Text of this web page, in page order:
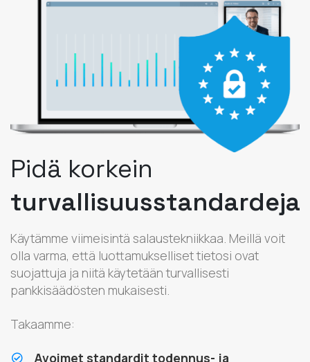
Pidä korkein
turvallisuusstandardeja
Käytämme viimeisintä salaustekniikkaa. Meillä voit
olla varma, että luottamukselliset tietosi ovat
suojattuja ja niitä käytetään turvallisesti
pankkisäädösten mukaisesti.
Takaamme:
Avoimet standardit todennus- ja